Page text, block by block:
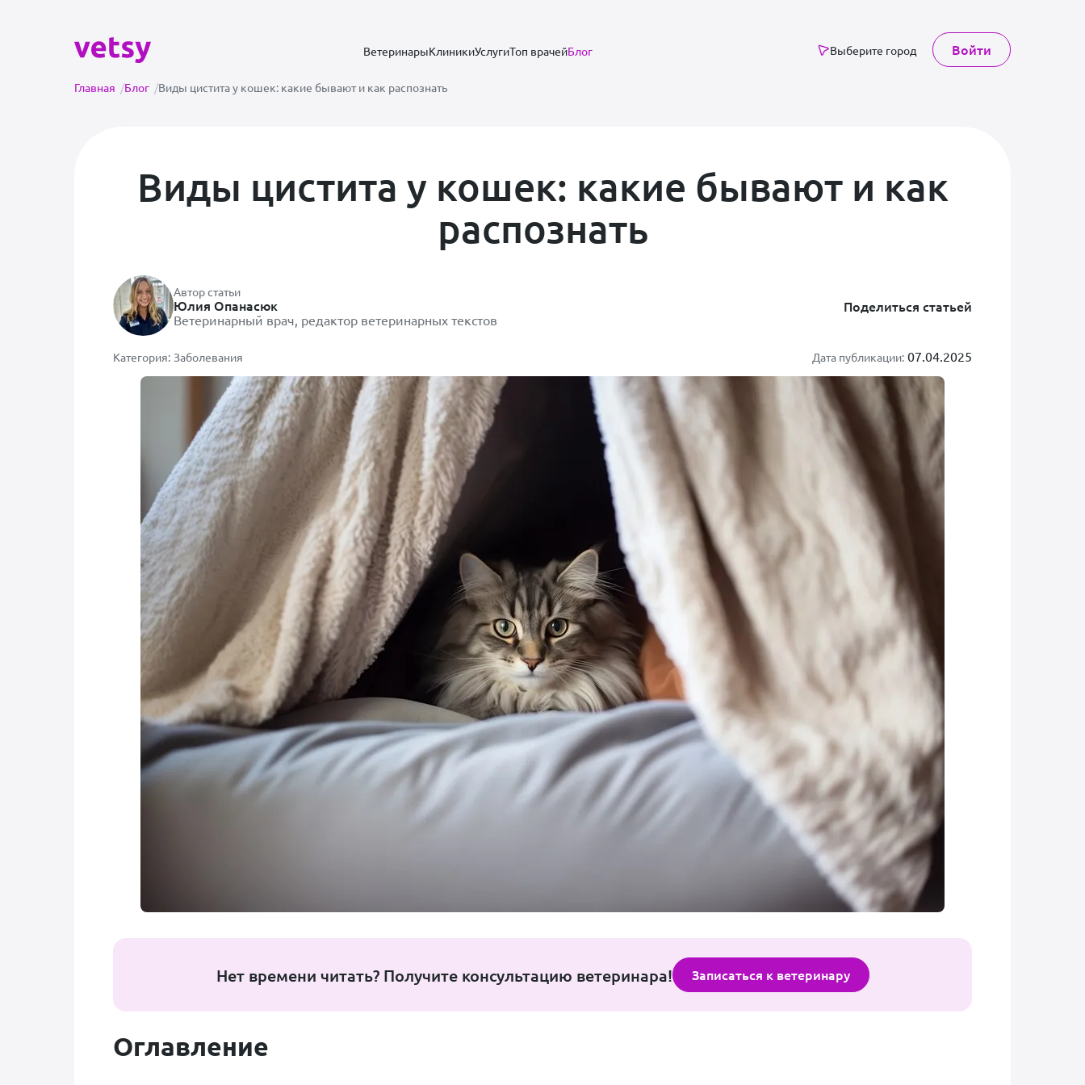
ВетеринарыКлиникиУслугиТоп врачейБлог Выберите город Войти
Главная /Блог /Виды цистита у кошек: какие бывают и как распознать
Виды цистита у кошек: какие бывают и как
распознать
Автор статьи
Юлия Опанасюк
Ветеринарный врач, редактор ветеринарных текстов
Поделиться статьей
Категория: Заболевания Дата публикации: 07.04.2025
Нет времени читать? Получите консультацию ветеринара! Записаться к ветеринару
Оглавление